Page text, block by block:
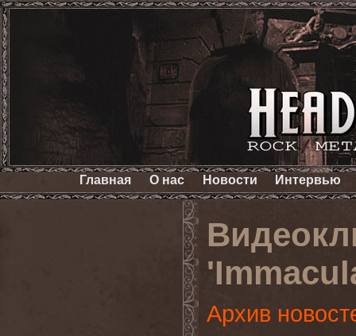
Главная О нас Новости Интервью
Архив